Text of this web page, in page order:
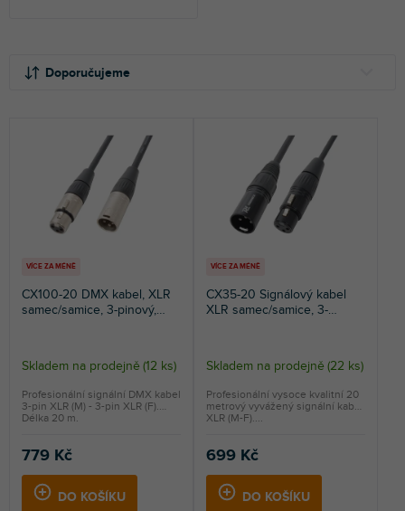
Doporučujeme
NEJPRODÁVANĚJŠÍ
ABECEDNĚ
VÍCE ZA MÉNĚ
CX100-20 DMX kabel, XLR
samec/samice, 3-pinový,
Skladem na prodejně (12 ks)
779 Kč
DO KOŠÍKU
Profesionální signální DMX kabel
3-pin XLR (M) - 3-pin XLR (F).
Délka 20 m.
VÍCE ZA MÉNĚ
CX35-20 Signálový kabel
XLR samec/samice, 3-
Skladem na prodejně (22 ks)
699 Kč
DO KOŠÍKU
Profesionální vysoce kvalitní 20
metrový vyvážený signální kabel
XLR (M-F)....